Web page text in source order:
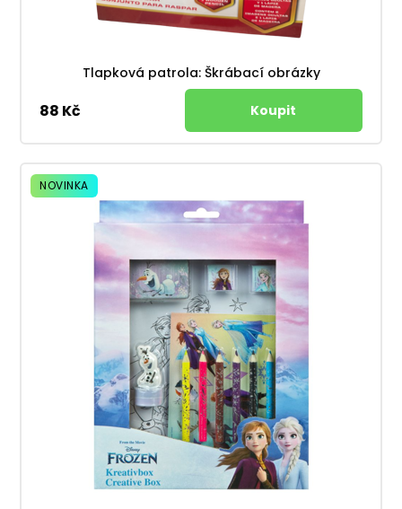
Tlapková patrola: Škrábací obrázky
88 Kč
NOVINKA